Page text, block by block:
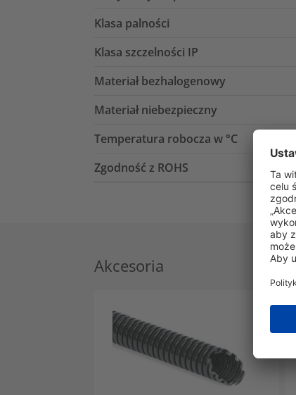
Klasa palności
Klasa szczelności IP
Materiał bezhalogenowy
Materiał niebezpieczny
Temperatura robocza w °C
Zgodność z ROHS
Akcesoria